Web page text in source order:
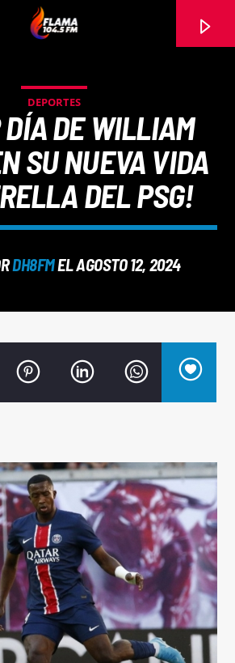
DEPORTES
DÍA DE WILLIAM
SU NUEVA VIDA
DEL PSG!
DH8FMEL AGOSTO 12, 2024